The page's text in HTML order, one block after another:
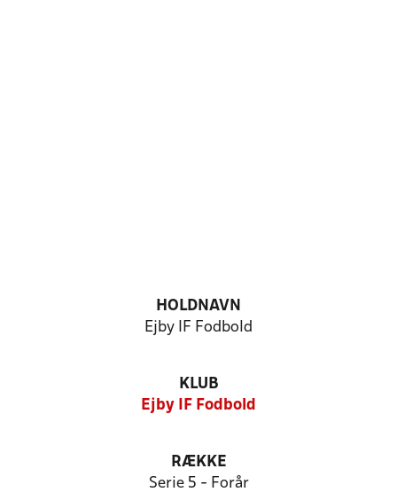
HOLDNAVN
Ejby IF Fodbold
KLUB
Ejby IF Fodbold
RÆKKE
Serie 5 - Forår